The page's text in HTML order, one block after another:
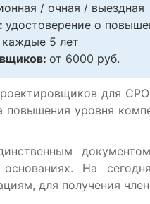
/ очная / выездная
удостоверение о
каждые 5 лет
от 6000 руб.
для
повышения уровня
На
для получения